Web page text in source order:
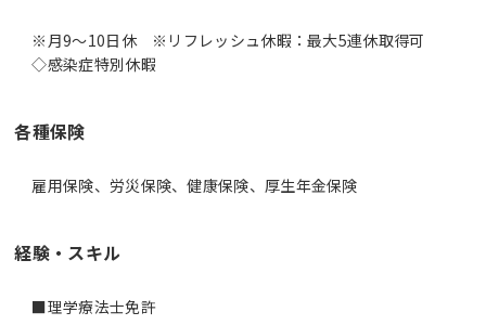
※月9～10日休 ※リフレッシュ休暇：最大5連休取得可
◇感染症特別休暇
各種保険
雇用保険、労災保険、健康保険、厚生年金保険
経験・スキル
■理学療法士免許